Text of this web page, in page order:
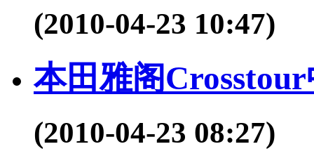
(2010-04-23 10:47)
本田雅阁
(2010-04-23 08:27)